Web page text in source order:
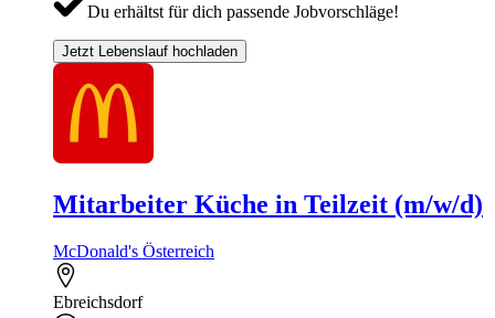
Du erhältst für dich passende Jobvorschläge!
Jetzt Lebenslauf hochladen
Mitarbeiter Küche in Teilzeit (m/w/d)
McDonald's Österreich
Ebreichsdorf